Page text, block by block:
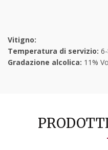
Vitigno:
Temperatura di servizio:
Gradazione alcolica: 11%